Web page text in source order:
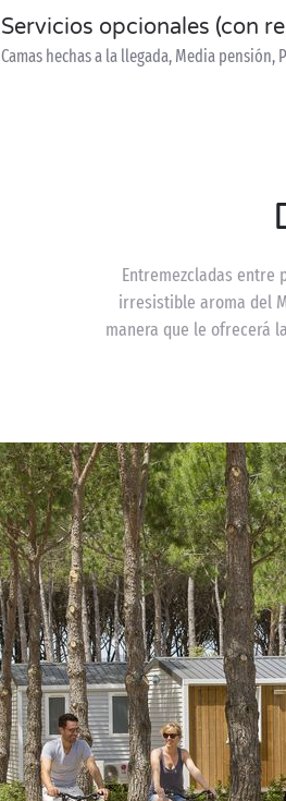
Servicios opcionales (con
Camas hechas a la llegada, Media pensión,
Entremezcladas entre
irresistible aroma del
manera que le ofrecerá